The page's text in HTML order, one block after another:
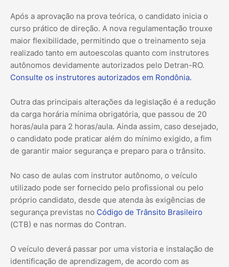
Após a aprovação na prova teórica, o candidato inicia o
curso prático de direção. A nova regulamentação trouxe
maior flexibilidade, permitindo que o treinamento seja
realizado tanto em autoescolas quanto com instrutores
autônomos devidamente autorizados pelo Detran-RO.
Consulte os instrutores autorizados em Rondônia.
Outra das principais alterações da legislação é a redução
da carga horária mínima obrigatória, que passou de 20
horas/aula para 2 horas/aula. Ainda assim, caso desejado,
o candidato pode praticar além do mínimo exigido, a fim
de garantir maior segurança e preparo para o trânsito.
No caso de aulas com instrutor autônomo, o veículo
utilizado pode ser fornecido pelo profissional ou pelo
próprio candidato, desde que atenda às exigências de
segurança previstas no Código de Trânsito Brasileiro
(CTB) e nas normas do Contran.
O veículo deverá passar por uma vistoria e instalação de
identificação de aprendizagem, de acordo com as